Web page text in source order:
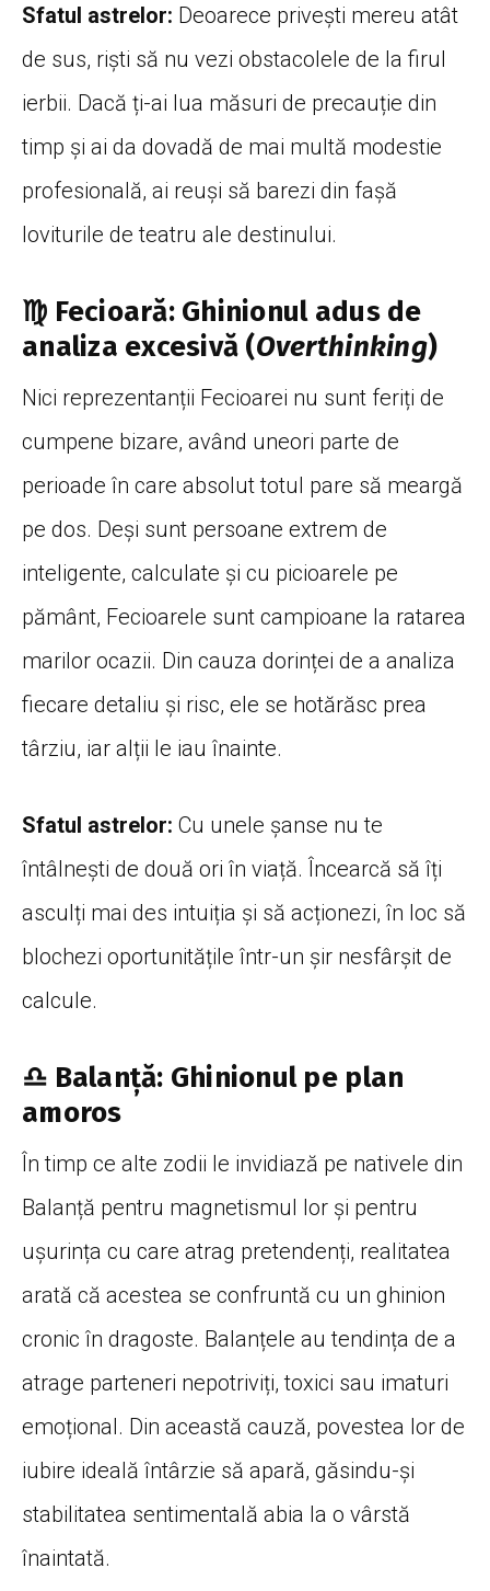
Sfatul astrelor: Deoarece privești mereu atât
de sus, riști să nu vezi obstacolele de la firul
ierbii. Dacă ți-ai lua măsuri de precauție din
timp și ai da dovadă de mai multă modestie
profesională, ai reuși să barezi din fașă
loviturile de teatru ale destinului.
♍ Fecioară: Ghinionul adus de
analiza excesivă (Overthinking)
Nici reprezentanții Fecioarei nu sunt feriți de
cumpene bizare, având uneori parte de
perioade în care absolut totul pare să meargă
pe dos. Deși sunt persoane extrem de
inteligente, calculate și cu picioarele pe
pământ, Fecioarele sunt campioane la ratarea
marilor ocazii. Din cauza dorinței de a analiza
fiecare detaliu și risc, ele se hotărăsc prea
târziu, iar alții le iau înainte.
Sfatul astrelor: Cu unele șanse nu te
întâlnești de două ori în viață. Încearcă să îți
asculți mai des intuiția și să acționezi, în loc să
blochezi oportunitățile într-un șir nesfârșit de
calcule.
♎ Balanță: Ghinionul pe plan
amoros
În timp ce alte zodii le invidiază pe nativele din
Balanță pentru magnetismul lor și pentru
ușurința cu care atrag pretendenți, realitatea
arată că acestea se confruntă cu un ghinion
cronic în dragoste. Balanțele au tendința de a
atrage parteneri nepotriviți, toxici sau imaturi
emoțional. Din această cauză, povestea lor de
iubire ideală întârzie să apară, găsindu-și
stabilitatea sentimentală abia la o vârstă
înaintată.